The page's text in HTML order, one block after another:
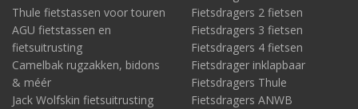
Thule fietstassen voor touren
AGU fietstassen en
fietsuitrusting
Camelbak rugzakken, bidons
& méér
Jack Wolfskin fietsuitrusting
Fietsdragers 2 fietsen
Fietsdragers 3 fietsen
Fietsdragers 4 fietsen
Fietsdrager inklapbaar
Fietsdragers Thule
Fietsdragers ANWB